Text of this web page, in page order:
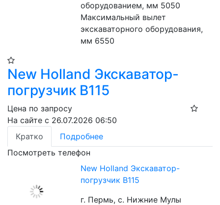
оборудованием, мм 5050
Максимальный вылет
экскаваторного оборудования,
мм 6550
New Holland Экскаватор-
погрузчик B115
Цена по запросу
На сайте с 26.07.2026 06:50
Кратко
Подробнее
Посмотреть телефон
New Holland Экскаватор-
погрузчик B115
г. Пермь, с. Нижние Мулы